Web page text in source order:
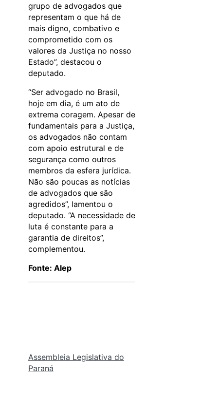
grupo de advogados que
representam o que há de
mais digno, combativo e
comprometido com os
valores da Justiça no nosso
Estado”, destacou o
deputado.
“Ser advogado no Brasil,
hoje em dia, é um ato de
extrema coragem. Apesar de
fundamentais para a Justiça,
os advogados não contam
com apoio estrutural e de
segurança como outros
membros da esfera jurídica.
Não são poucas as notícias
de advogados que são
agredidos”, lamentou o
deputado. “A necessidade de
luta é constante para a
garantia de direitos”,
complementou.
Fonte: Alep
Assembleia Legislativa do
Paraná